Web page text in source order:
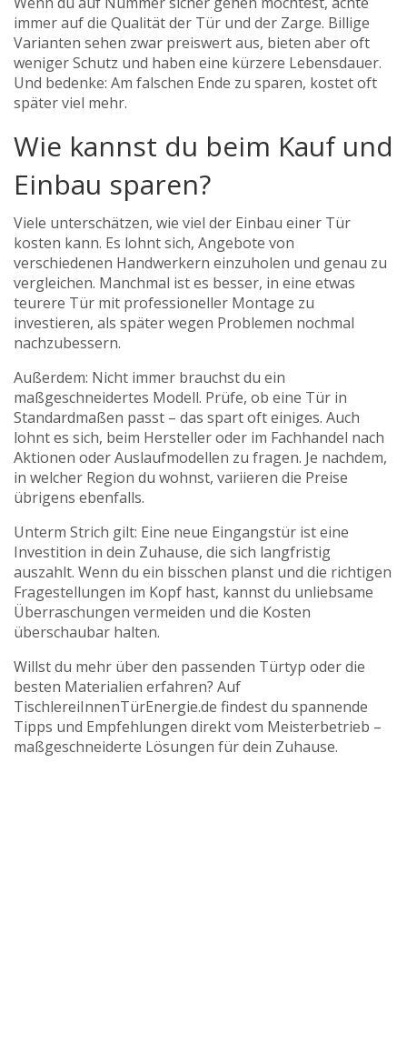
immer auf die Qualität der Tür und der Zarge. Billige
Varianten sehen zwar preiswert aus, bieten aber oft
weniger Schutz und haben eine kürzere Lebensdauer.
Und bedenke: Am falschen Ende zu sparen, kostet oft
später viel mehr.
Wie kannst du beim Kauf und
Einbau sparen?
Viele unterschätzen, wie viel der Einbau einer Tür
kosten kann. Es lohnt sich, Angebote von
verschiedenen Handwerkern einzuholen und genau zu
vergleichen. Manchmal ist es besser, in eine etwas
teurere Tür mit professioneller Montage zu
investieren, als später wegen Problemen nochmal
nachzubessern.
Außerdem: Nicht immer brauchst du ein
maßgeschneidertes Modell. Prüfe, ob eine Tür in
Standardmaßen passt – das spart oft einiges. Auch
lohnt es sich, beim Hersteller oder im Fachhandel nach
Aktionen oder Auslaufmodellen zu fragen. Je nachdem,
in welcher Region du wohnst, variieren die Preise
übrigens ebenfalls.
Unterm Strich gilt: Eine neue Eingangstür ist eine
Investition in dein Zuhause, die sich langfristig
auszahlt. Wenn du ein bisschen planst und die richtigen
Fragestellungen im Kopf hast, kannst du unliebsame
Überraschungen vermeiden und die Kosten
überschaubar halten.
Willst du mehr über den passenden Türtyp oder die
besten Materialien erfahren? Auf
TischlereiInnenTürEnergie.de findest du spannende
Tipps und Empfehlungen direkt vom Meisterbetrieb –
maßgeschneiderte Lösungen für dein Zuhause.